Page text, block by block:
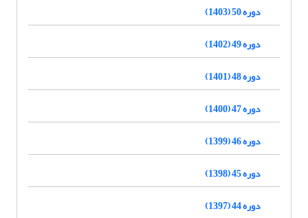
دوره 50 (1403)
دوره 49 (1402)
دوره 48 (1401)
دوره 47 (1400)
دوره 46 (1399)
دوره 45 (1398)
دوره 44 (1397)